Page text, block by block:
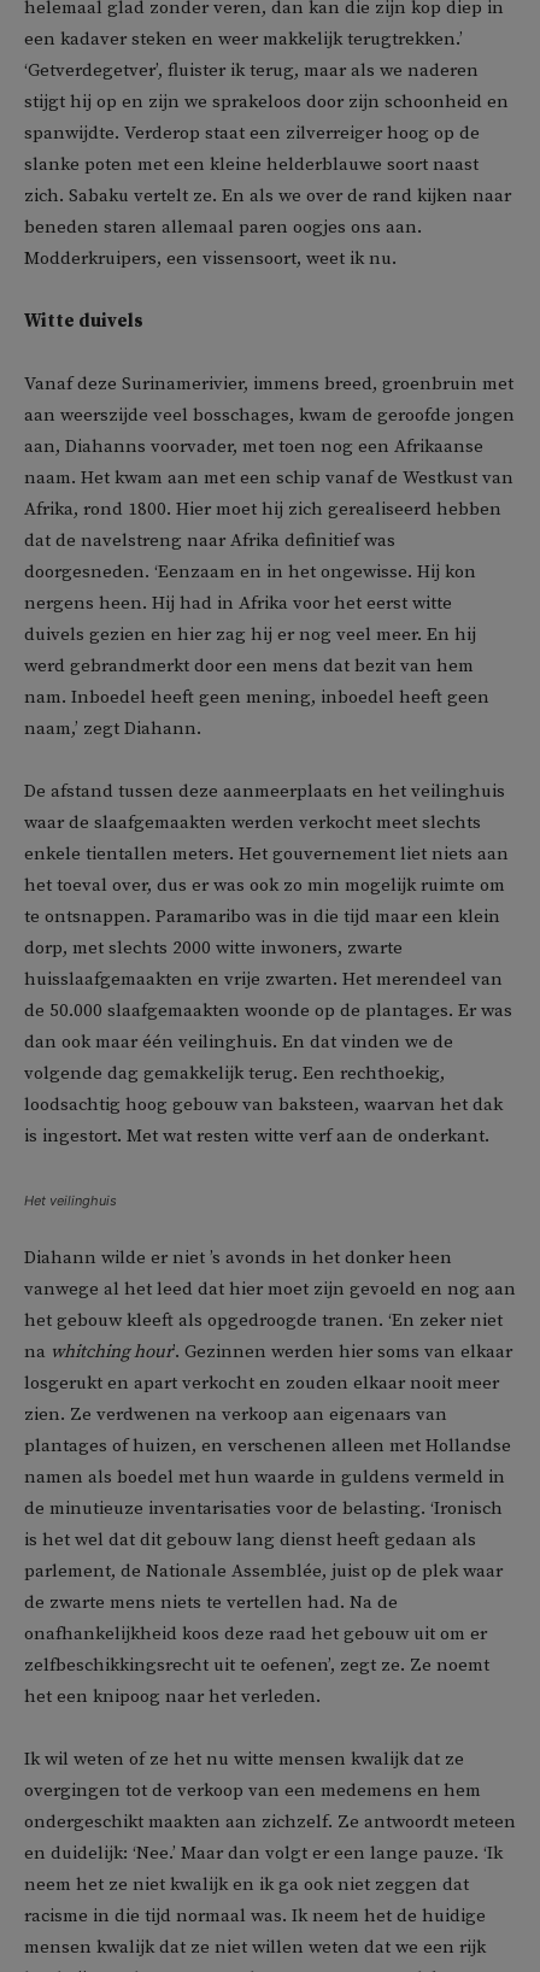
helemaal glad zonder veren, dan kan die zijn kop diep in
een kadaver steken en weer makkelijk terugtrekken.’
‘Getverdegetver’, fluister ik terug, maar als we naderen
stijgt hij op en zijn we sprakeloos door zijn schoonheid en
spanwijdte. Verderop staat een zilverreiger hoog op de
slanke poten met een kleine helderblauwe soort naast
zich. Sabaku vertelt ze. En als we over de rand kijken naar
beneden staren allemaal paren oogjes ons aan.
Modderkruipers, een vissensoort, weet ik nu.
Witte duivels
Vanaf deze Surinamerivier, immens breed, groenbruin met
aan weerszijde veel bosschages, kwam de geroofde jongen
aan, Diahanns voorvader, met toen nog een Afrikaanse
naam. Het kwam aan met een schip vanaf de Westkust van
Afrika, rond 1800. Hier moet hij zich gerealiseerd hebben
dat de navelstreng naar Afrika definitief was
doorgesneden. ‘Eenzaam en in het ongewisse. Hij kon
nergens heen. Hij had in Afrika voor het eerst witte
duivels gezien en hier zag hij er nog veel meer. En hij
werd gebrandmerkt door een mens dat bezit van hem
nam. Inboedel heeft geen mening, inboedel heeft geen
naam,’ zegt Diahann.
De afstand tussen deze aanmeerplaats en het veilinghuis
waar de slaafgemaakten werden verkocht meet slechts
enkele tientallen meters. Het gouvernement liet niets aan
het toeval over, dus er was ook zo min mogelijk ruimte om
te ontsnappen. Paramaribo was in die tijd maar een klein
dorp, met slechts 2000 witte inwoners, zwarte
huisslaafgemaakten en vrije zwarten. Het merendeel van
de 50.000 slaafgemaakten woonde op de plantages. Er was
dan ook maar één veilinghuis. En dat vinden we de
volgende dag gemakkelijk terug. Een rechthoekig,
loodsachtig hoog gebouw van baksteen, waarvan het dak
is ingestort. Met wat resten witte verf aan de onderkant.
Het veilinghuis
Diahann wilde er niet ’s avonds in het donker heen
vanwege al het leed dat hier moet zijn gevoeld en nog aan
het gebouw kleeft als opgedroogde tranen. ‘En zeker niet
na whitching hour’. Gezinnen werden hier soms van elkaar
losgerukt en apart verkocht en zouden elkaar nooit meer
zien. Ze verdwenen na verkoop aan eigenaars van
plantages of huizen, en verschenen alleen met Hollandse
namen als boedel met hun waarde in guldens vermeld in
de minutieuze inventarisaties voor de belasting. ‘Ironisch
is het wel dat dit gebouw lang dienst heeft gedaan als
parlement, de Nationale Assemblée, juist op de plek waar
de zwarte mens niets te vertellen had. Na de
onafhankelijkheid koos deze raad het gebouw uit om er
zelfbeschikkingsrecht uit te oefenen’, zegt ze. Ze noemt
het een knipoog naar het verleden.
Ik wil weten of ze het nu witte mensen kwalijk dat ze
overgingen tot de verkoop van een medemens en hem
ondergeschikt maakten aan zichzelf. Ze antwoordt meteen
en duidelijk: ‘Nee.’ Maar dan volgt er een lange pauze. ‘Ik
neem het ze niet kwalijk en ik ga ook niet zeggen dat
racisme in die tijd normaal was. Ik neem het de huidige
mensen kwalijk dat ze niet willen weten dat we een rijk